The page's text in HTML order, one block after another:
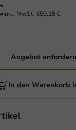
Inkl. MwSt. 659,15 €
Angebot anfordern
In den Warenkorb